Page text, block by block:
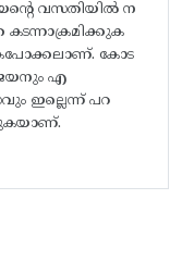
വസതിയിൽ ന
കോട
എ
ഇല്ലെന്ന് പറ